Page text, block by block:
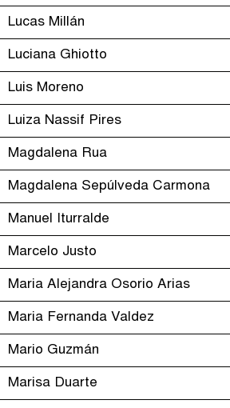
Lucas Millán
Luciana Ghiotto
Luis Moreno
Luiza Nassif Pires
Magdalena Rua
Magdalena Sepúlveda Carmona
Manuel Iturralde
Marcelo Justo
Maria Alejandra Osorio Arias
Maria Fernanda Valdez
Mario Guzmán
Marisa Duarte